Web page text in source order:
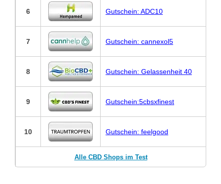
6 Gutschein: ADC10
7 Gutschein: cannexol5
8 Gutschein: Gelassenheit 40
9 Gutschein:5cbsxfinest
10 Gutschein: feelgood
Alle CBD Shops im Test